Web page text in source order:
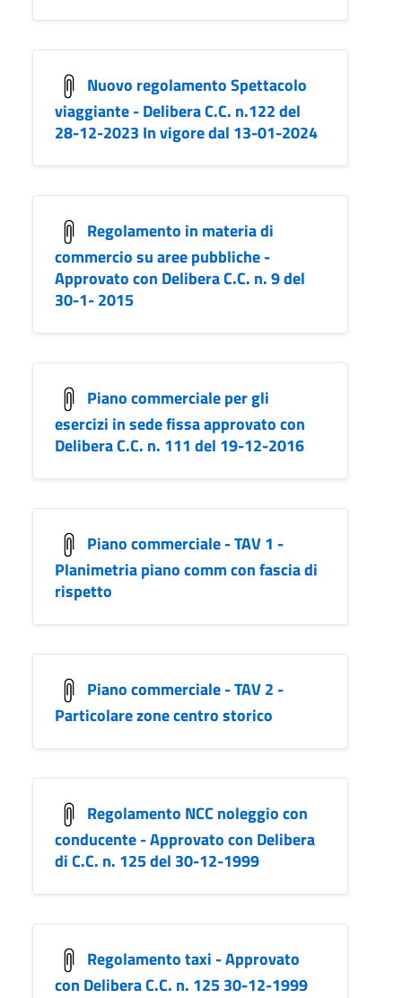
Nuovo regolamento Spettacolo
viaggiante - Delibera C.C. n.122 del
28-12-2023 In vigore dal 13-01-2024
Regolamento in materia di
commercio su aree pubbliche -
Approvato con Delibera C.C. n. 9 del
30-1- 2015
Piano commerciale per gli
esercizi in sede fissa approvato con
Delibera C.C. n. 111 del 19-12-2016
Piano commerciale - TAV 1 -
Planimetria piano comm con fascia di
rispetto
Piano commerciale - TAV 2 -
Particolare zone centro storico
Regolamento NCC noleggio con
conducente - Approvato con Delibera
di C.C. n. 125 del 30-12-1999
Regolamento taxi - Approvato
con Delibera C.C. n. 125 30-12-1999